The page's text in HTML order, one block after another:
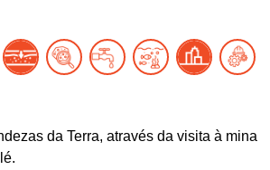
da Terra, através da visita à mina